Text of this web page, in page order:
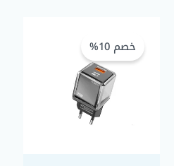
خصم 10%